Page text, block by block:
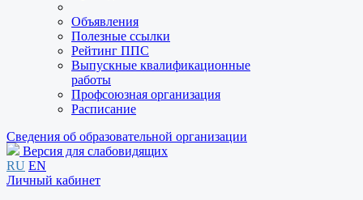
Объявления
Полезные ссылки
Рейтинг ППС
Выпускные квалификационные
работы
Профсоюзная организация
Расписание
Сведения об образовательной организации
Версия для слабовидящих
RU EN
Личный кабинет